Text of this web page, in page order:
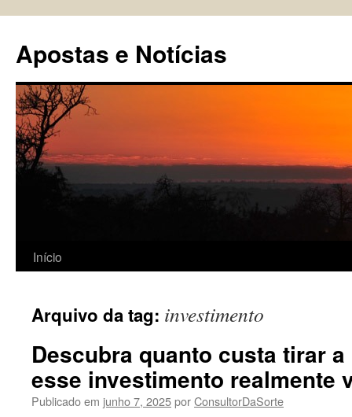
conteúdo
Apostas e Notícias
Início
Arquivo da tag: investimento
Descubra quanto custa tirar
esse investimento realmente
Publicado em junho 7, 2025porConsultorDaSorte